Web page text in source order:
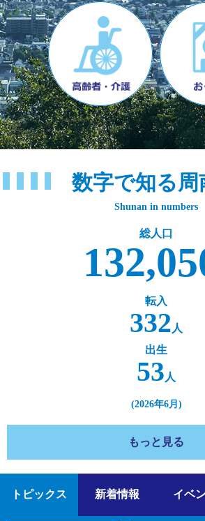
数字で知る周
Shunan in numbers
総人口
転入
332 人
出生
53 人
2026年6月
もっと見る
トピックス 新着情報 イベ